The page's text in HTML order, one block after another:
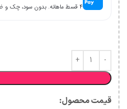
۴ قسط ماهانه. بدون سود، چک و ضامن.
قیمت محصول:​